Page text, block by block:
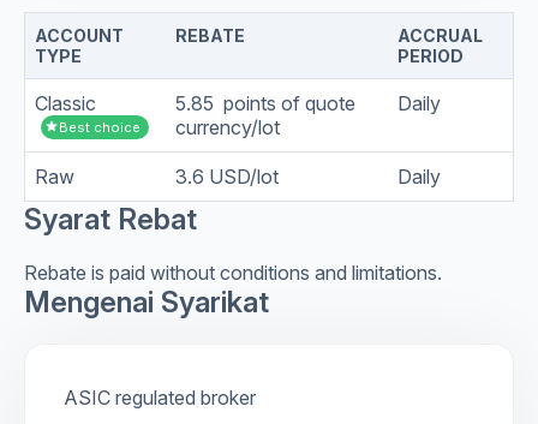
ACCOUNT
TYPE
REBATE
ACCRUAL
PERIOD
Classic
starBest choice
5.85 points of quote
currency/lot
Daily
Raw 3.6 USD/lot Daily
Syarat Rebat
Rebate is paid without conditions and limitations.
Mengenai Syarikat
ASIC regulated broker